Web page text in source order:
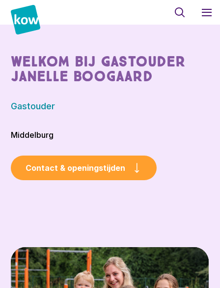
Welkom bij Gastouder
Janelle Boogaard
Gastouder
Middelburg
Contact & openingstijden